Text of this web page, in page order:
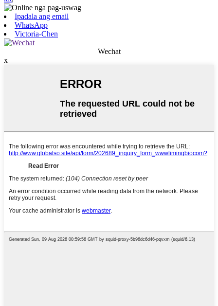
Ipadala ang email
WhatsApp
Victoria-Chen
Wechat
x